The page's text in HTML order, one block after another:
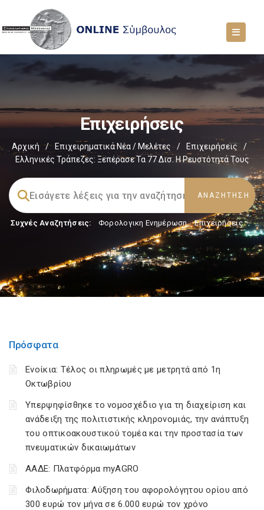
Επιχειρήσεις
Αρχική / Επιχειρηματικά Νέα / Μελέτες / Επιχειρήσεις
/
Ελληνικές Τράπεζες: Ξεπέρασε Τα 77 Δισ. Η Ρευστότητά Τους
Συχνές Αναζητήσεις: Φορολογικη Ενημέρωση, Επιχειρήσεις
Πρόσφατα
Ενοίκια: Τέλος οι πληρωμές με μετρητά από 1η
Οκτωβρίου
Υπερψηφίσθηκε το νομοσχέδιο για τη διαχείριση και
ανάδειξη της πολιτιστικής κληρονομιάς, την ανάπτυξη
του οπτικοακουστικού τομέα και την προστασία των
πνευματικών δικαιωμάτων
ΑΑΔΕ: Πλατφόρμα myAGRO
Φιλοδωρήματα: Αύξηση του αφορολόγητου ορίου από
300 ευρώ τον μήνα σε 6.000 ευρώ τον χρόνο